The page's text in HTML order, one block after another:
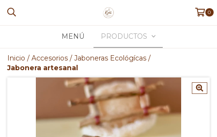
0
MENÚ PRODUCTOS
Inicio / Accesorios / Jaboneras Ecológícas /
Jabonera artesanal